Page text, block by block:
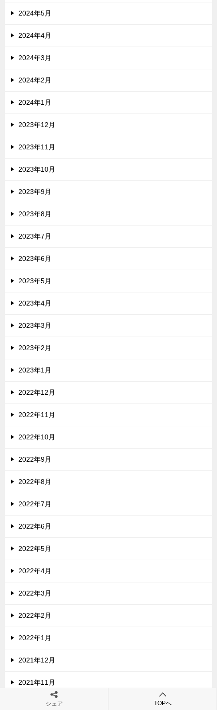
2024年5月
2024年4月
2024年3月
2024年2月
2024年1月
2023年12月
2023年11月
2023年10月
2023年9月
2023年8月
2023年7月
2023年6月
2023年5月
2023年4月
2023年3月
2023年2月
2023年1月
2022年12月
2022年11月
2022年10月
2022年9月
2022年8月
2022年7月
2022年6月
2022年5月
2022年4月
2022年3月
2022年2月
2022年1月
2021年12月
2021年11月
2021年10月シェア TOPへ